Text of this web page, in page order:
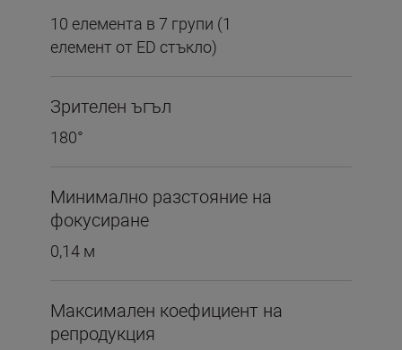
10 елемента в 7 групи (1
елемент от ED стъкло)
Зрителен ъгъл
180°
Минимално разстояние на
фокусиране
0,14 м
Максимален коефициент на
репродукция